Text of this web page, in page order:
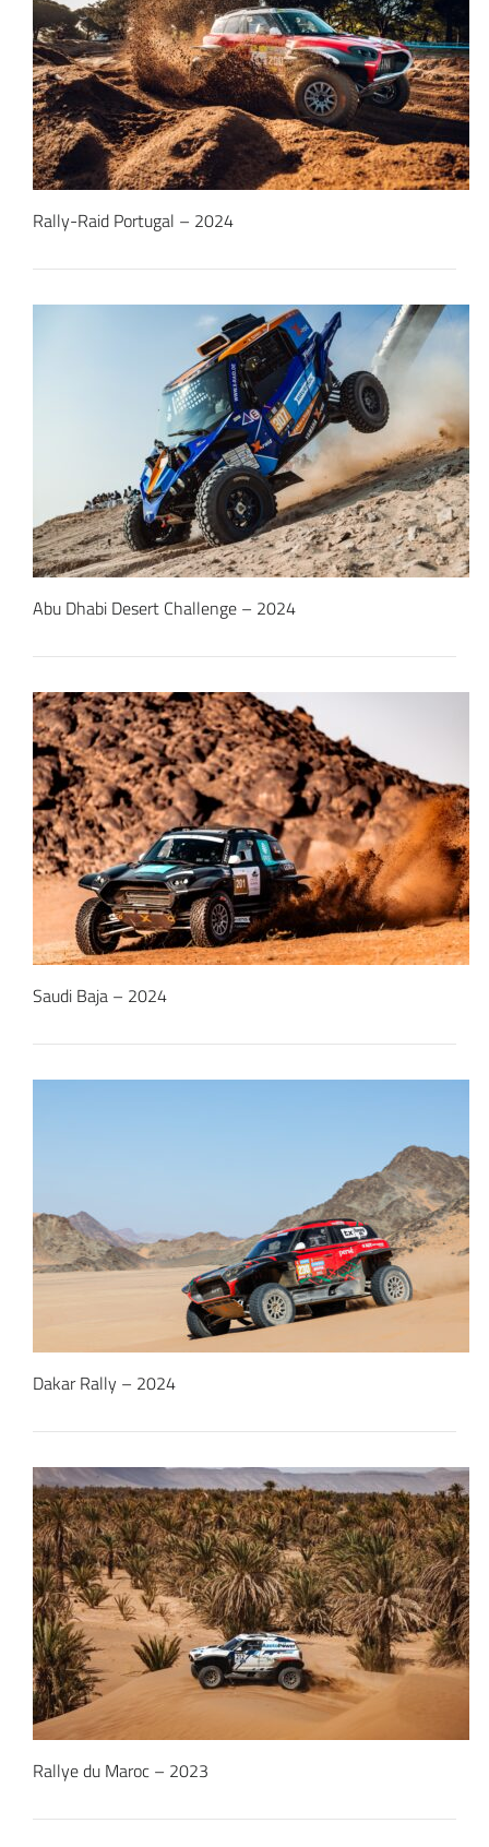
Rally-Raid Portugal – 2024
Abu Dhabi Desert Challenge – 2024
Saudi Baja – 2024
Dakar Rally – 2024
Rallye du Maroc – 2023